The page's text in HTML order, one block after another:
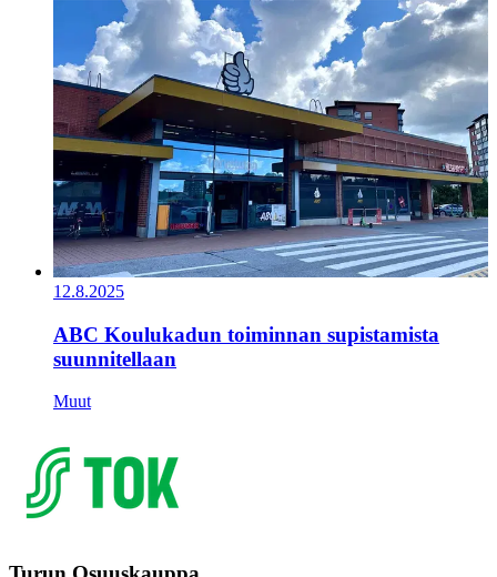
12.8.2025
ABC Koulukadun toiminnan supistamista
suunnitellaan
Muut